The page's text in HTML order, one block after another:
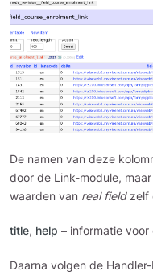
De namen van deze
door de Link-module,
waarden van real fieldzelf
title, help – informatie
Daarna volgen de Handler-